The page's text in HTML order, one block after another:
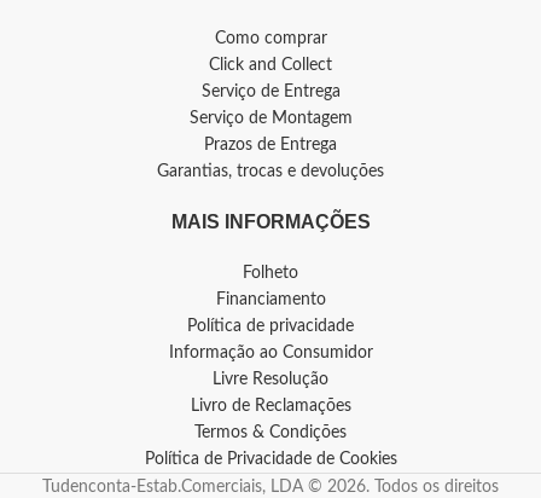
Como comprar
Click and Collect
Serviço de Entrega
Serviço de Montagem
Prazos de Entrega
Garantias, trocas e devoluções
MAIS INFORMAÇÕES
Folheto
Financiamento
Política de privacidade
Informação ao Consumidor
Livre Resolução
Livro de Reclamações
Termos & Condições
Política de Privacidade de Cookies
Tudenconta-Estab.Comerciais, LDA © 2026. Todos os direitos